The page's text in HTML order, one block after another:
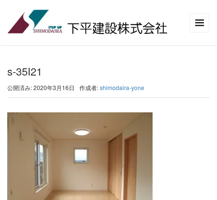
s-35I21
公開済み: 2020年3月16日 作成者:shimodaira-yone